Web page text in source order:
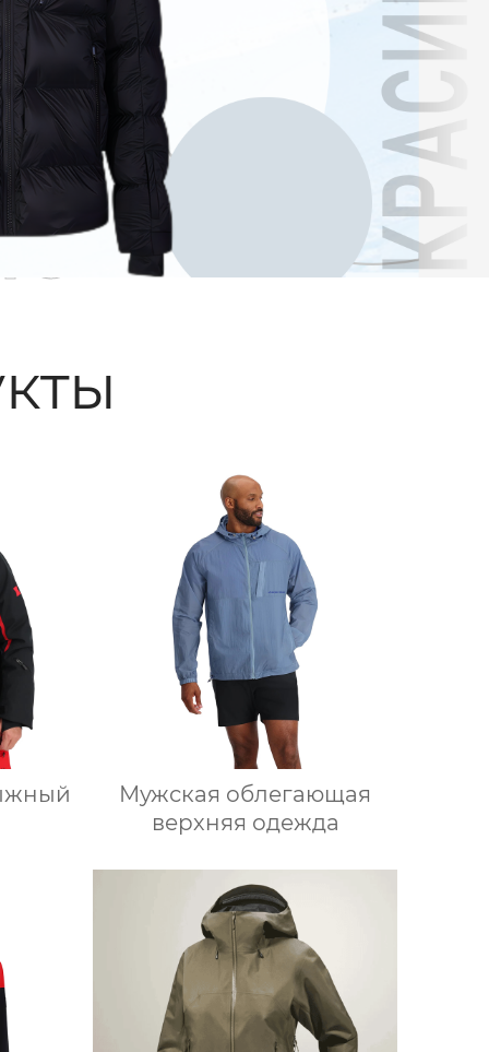
Мужская облегающая
верхняя одежда